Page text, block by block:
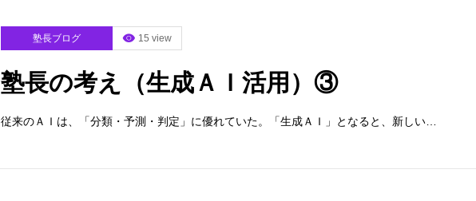
塾長ブログ 15 view
塾長の考え（生成ＡＩ活用）③
従来のＡＩは、「分類・予測・判定」に優れていた。「生成ＡＩ」となると、新しい…